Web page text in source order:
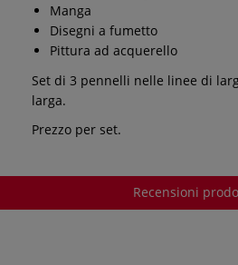
Manga
Disegni a fumetto
Pittura ad acquerello
Set di 3 pennelli nelle linee di
larga.
Prezzo per set.
Recensioni